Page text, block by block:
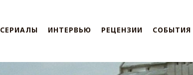
СЕРИАЛЫ ИНТЕРВЬЮ РЕЦЕНЗИИ СОБЫТИЯ